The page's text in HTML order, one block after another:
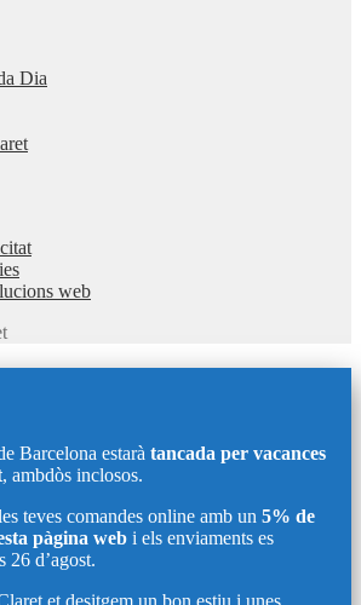
Dia
web
Barcelona estarà tancada per vacances
, ambdòs inclosos.
teves comandes online amb un 5% de
pàgina web i els enviaments es
26 d’agost.
et desitgem un bon estiu i unes